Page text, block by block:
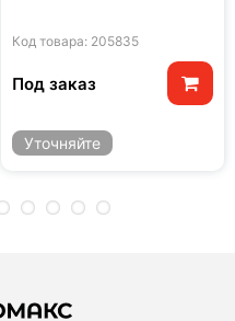
Код товара: 205835
Под заказ
Уточняйте